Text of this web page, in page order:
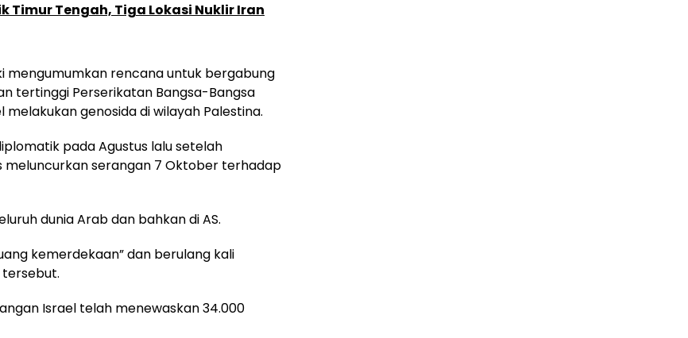
Timur Tengah, Tiga Lokasi Nuklir Iran
mengumumkan rencana untuk bergabung
tertinggi Perserikatan Bangsa-Bangsa
genosida di wilayah Palestina.
pada Agustus lalu setelah
meluncurkan serangan 7 Oktober terhadap
dunia Arab dan bahkan di AS.
kemerdekaan” dan berulang kali
Israel telah menewaskan 34.000